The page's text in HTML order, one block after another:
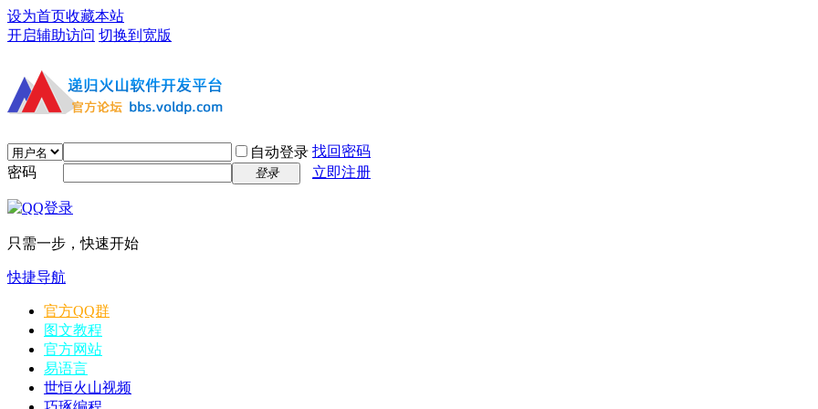
设为首页收藏本站
开启辅助访问 切换到宽版
自动登录 找回密码
密码
登录 立即注册
只需一步，快速开始
快捷导航
官方QQ群
图文教程
官方网站
易语言
世恒火山视频